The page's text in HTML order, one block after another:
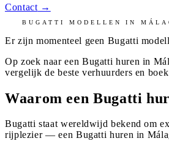
Contact →
BUGATTI MODELLEN IN
Er zijn momenteel geen Bugatti
Op zoek naar een Bugatti huren in
vergelijk de beste verhuurders en
Waarom een Bugatti
Bugatti staat wereldwijd bekend om
rijplezier — een Bugatti huren in